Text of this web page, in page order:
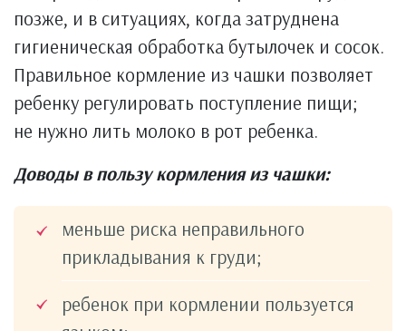
позже, и в ситуациях, когда затруднена
гигиеническая обработка бутылочек и сосок.
Правильное кормление из чашки позволяет
ребенку регулировать поступление пищи;
не нужно лить молоко в рот ребенка.
Доводы в пользу кормления из чашки:
меньше риска неправильного
прикладывания к груди;
ребенок при кормлении пользуется